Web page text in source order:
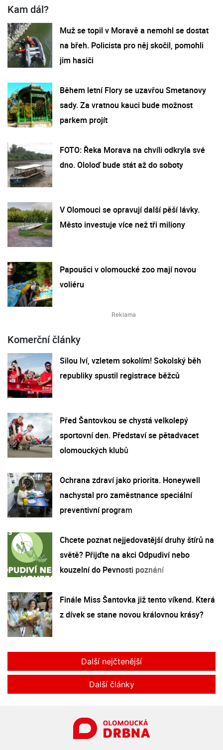
Kam dál?
Muž se topil v Moravě a nemohl se dostat
na břeh. Policista pro něj skočil, pomohli
jim hasiči
Během letní Flory se uzavřou Smetanovy
sady. Za vratnou kauci bude možnost
parkem projít
FOTO: Řeka Morava na chvíli odkryla své
dno. Ololoď bude stát až do soboty
V Olomouci se opravují další pěší lávky.
Město investuje více než tři miliony
Papoušci v olomoucké zoo mají novou
voliéru
Komerční články
Silou lví, vzletem sokolím! Sokolský běh
republiky spustil registrace běžců
Před Šantovkou se chystá velkolepý
sportovní den. Představí se pětadvacet
olomouckých klubů
Ochrana zdraví jako priorita. Honeywell
nachystal pro zaměstnance speciální
preventivní program
Chcete poznat nejjedovatější druhy štírů na
světě? Přijďte na akci Odpudiví nebo
kouzelní do Pevnosti poznání
Finále Miss Šantovka již tento víkend. Která
z dívek se stane novou královnou krásy?
Další nejčtenější
Další články